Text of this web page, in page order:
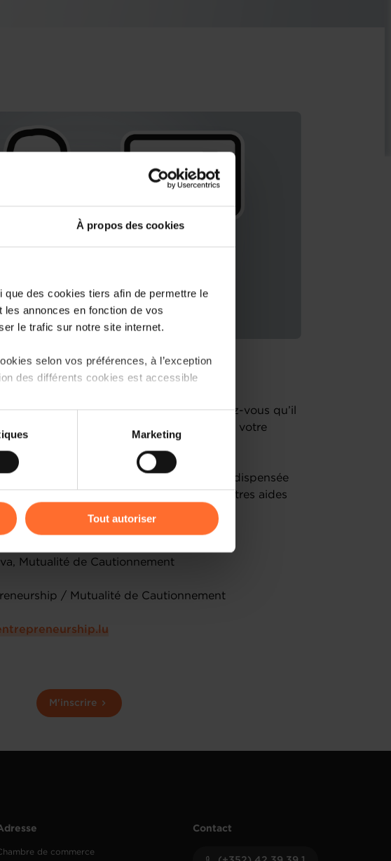
À propos des cookies
des cookies tiers afin de permettre le
annonces en fonction de vos
le trafic sur notre site internet.
selon vos préférences, à l’exception
des différents cookies est accessible
de vidéos, partage sur les réseaux
du site) peuvent être affectées en
Politique de protection des données
Marketing
Tout autoriser
pour vos projets d’entreprise !
de projet ou un entrepreneur établi, savez-vous qu’il
étatiques à votre disposition pour lancer votre
en détail l’aide à l’investissement dispensée
ainsi qu’à vous donner un aperçu d’autres aides
vers les organismes de contact
Mutualité de Cautionnement
/ Mutualité de Cautionnement
M'inscrire
de commerce
Contact